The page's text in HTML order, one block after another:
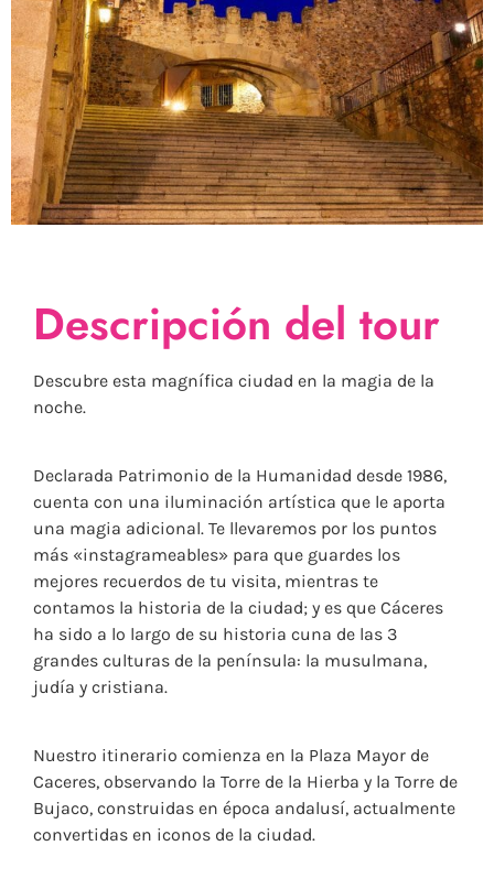
Descripción del tour
Descubre esta magnífica ciudad en la magia de la
noche.
Declarada Patrimonio de la Humanidad desde 1986,
cuenta con una iluminación artística que le aporta
una magia adicional. Te llevaremos por los puntos
más «instagrameables» para que guardes los
mejores recuerdos de tu visita, mientras te
contamos la historia de la ciudad; y es que Cáceres
ha sido a lo largo de su historia cuna de las 3
grandes culturas de la península: la musulmana,
judía y cristiana.
Nuestro itinerario comienza en la Plaza Mayor de
Caceres, observando la Torre de la Hierba y la Torre de
Bujaco, construidas en época andalusí, actualmente
convertidas en iconos de la ciudad.